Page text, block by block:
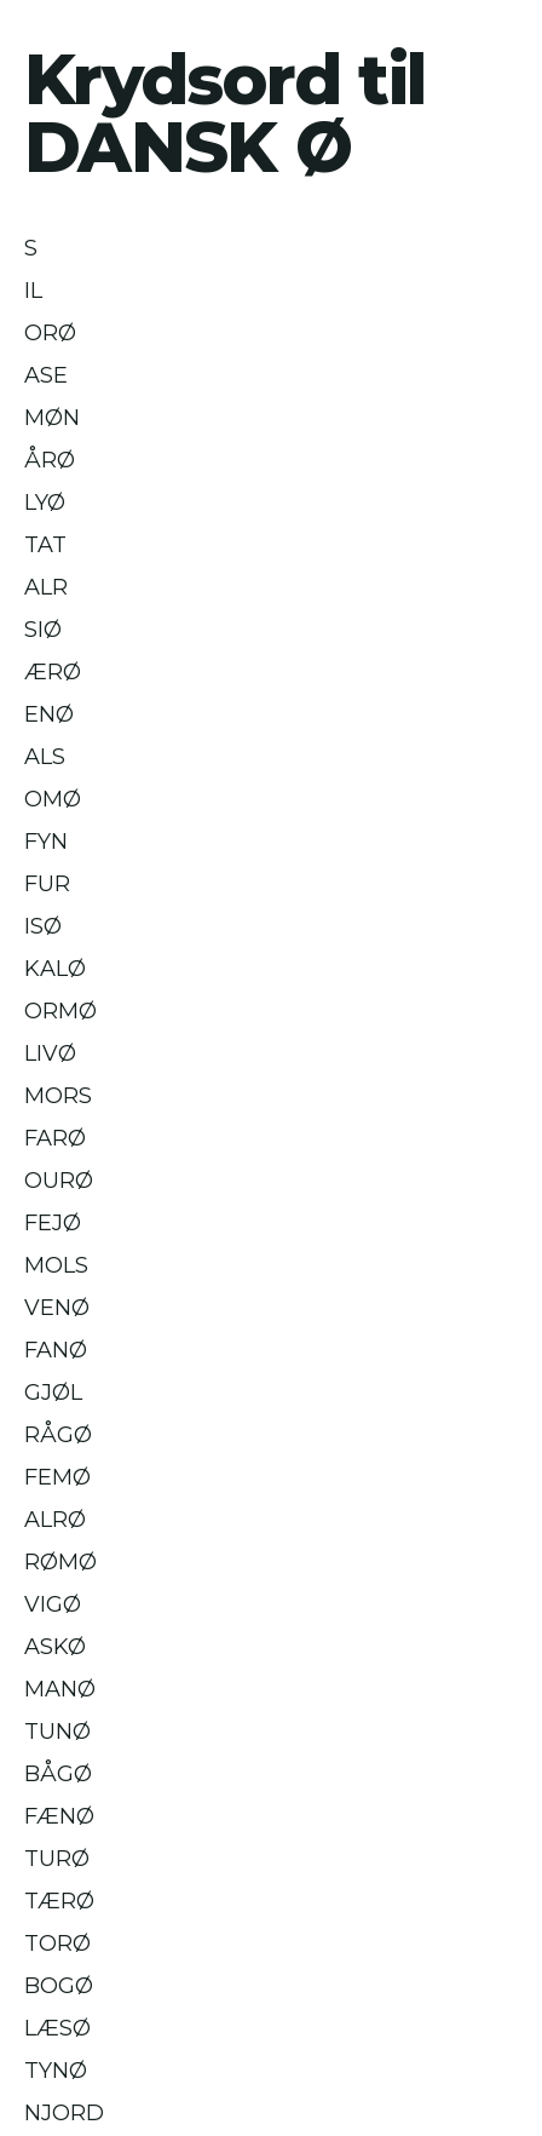
Krydsord til
DANSK Ø
S
IL
ORØ
ASE
MØN
ÅRØ
LYØ
TAT
ALR
SIØ
ÆRØ
ENØ
ALS
OMØ
FYN
FUR
ISØ
KALØ
ORMØ
LIVØ
MORS
FARØ
OURØ
FEJØ
MOLS
VENØ
FANØ
GJØL
RÅGØ
FEMØ
ALRØ
RØMØ
VIGØ
ASKØ
MANØ
TUNØ
BÅGØ
FÆNØ
TURØ
TÆRØ
TORØ
BOGØ
LÆSØ
TYNØ
NJORD